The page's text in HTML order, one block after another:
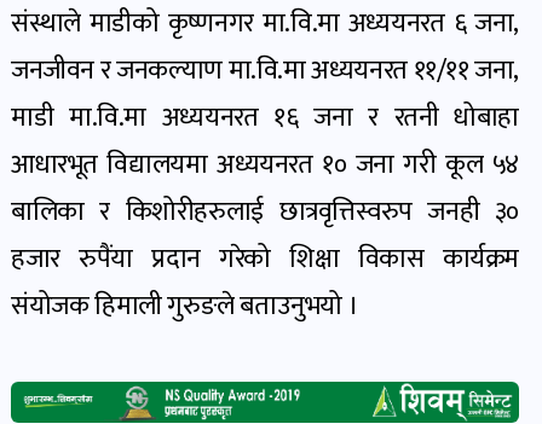
खबर
पोष्ट
जोखिम
पोष्ट
खेल
पोष्ट
संस्थाले माडीको कृष्णनगर मा.वि.मा अध्ययनरत ६ जना,
जनजीवन र जनकल्याण मा.वि.मा अध्ययनरत ११/११ जना,
माडी मा.वि.मा अध्ययनरत १६ जना र रतनी धोबाहा
आधारभूत विद्यालयमा अध्ययनरत १० जना गरी कूल ५४
बालिका र किशोरीहरुलाई छात्रवृत्तिस्वरुप जनही ३०
हजार रुपैंया प्रदान गरेको शिक्षा विकास कार्यक्रम
संयोजक हिमाली गुरुङले बताउनुभयो ।